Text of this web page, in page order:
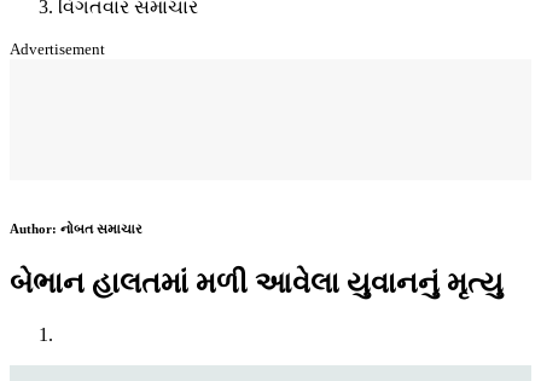
વિગતવાર સમાચાર
Advertisement
Author: નોબત સમાચાર
બેભાન હાલતમાં મળી આવેલા યુવાનનું મૃત્યુ